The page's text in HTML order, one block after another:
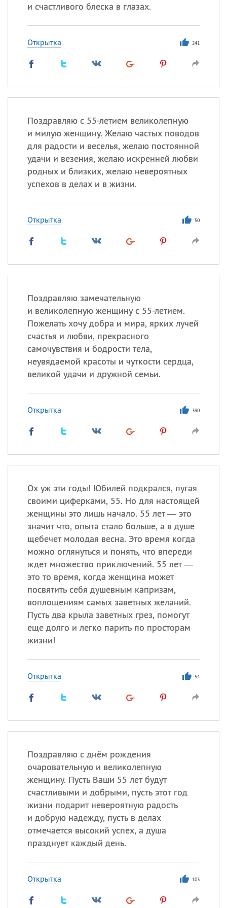
и счастливого блеска в глазах.
Открытка 241
Поздравляю с 55-летием великолепную
и милую женщину. Желаю частых поводов
для радости и веселья, желаю постоянной
удачи и везения, желаю искренней любви
родных и близких, желаю невероятных
успехов в делах и в жизни.
Открытка 50
Поздравляю замечательную
и великолепную женщину с 55-летием.
Пожелать хочу добра и мира, ярких лучей
счастья и любви, прекрасного
самочувствия и бодрости тела,
неувядаемой красоты и чуткости сердца,
великой удачи и дружной семьи.
Открытка 390
Ох уж эти годы! Юбилей подкрался, пугая
своими циферками, 55. Но для настоящей
женщины это лишь начало. 55 лет — это
значит что, опыта стало больше, а в душе
щебечет молодая весна. Это время когда
можно оглянуться и понять, что впереди
ждет множество приключений. 55 лет —
это то время, когда женщина может
посвятить себя душевным капризам,
воплощениям самых заветных желаний.
Пусть два крыла заветных грез, помогут
еще долго и легко парить по просторам
жизни!
Открытка 54
Поздравляю с днём рождения
очаровательную и великолепную
женщину. Пусть Ваши 55 лет будут
счастливыми и добрыми, пусть этот год
жизни подарит невероятную радость
и добрую надежду, пусть в делах
отмечается высокий успех, а душа
празднует каждый день.
Открытка 103